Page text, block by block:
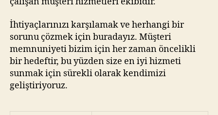
İhtiyaçlarınızı karşılamak ve herhangi bir
sorunu çözmek için buradayız. Müşteri
memnuniyeti bizim için her zaman öncelikli
bir hedeftir, bu yüzden size en iyi hizmeti
sunmak için sürekli olarak kendimizi
geliştiriyoruz.